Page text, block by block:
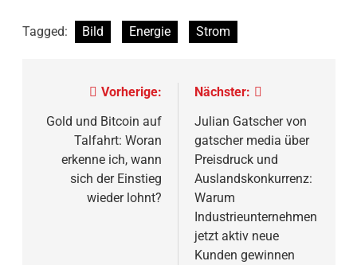
Tagged: Bild Energie Strom
Beitragsnavigation
Vorherige:
Gold und Bitcoin auf
Talfahrt: Woran
erkenne ich, wann
sich der Einstieg
wieder lohnt?
Nächster:
Julian Gatscher von
gatscher media über
Preisdruck und
Auslandskonkurrenz:
Warum
Industrieunternehmen
jetzt aktiv neue
Kunden gewinnen